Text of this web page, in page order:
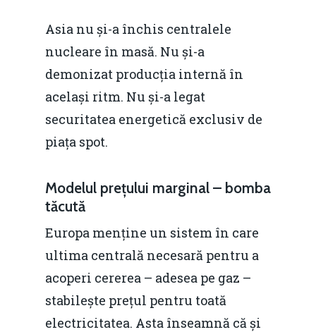
Asia nu și-a închis centralele
nucleare în masă. Nu și-a
demonizat producția internă în
același ritm. Nu și-a legat
securitatea energetică exclusiv de
piața spot.
Modelul prețului marginal – bomba
tăcută
Europa menține un sistem în care
ultima centrală necesară pentru a
acoperi cererea – adesea pe gaz –
stabilește prețul pentru toată
electricitatea. Asta înseamnă că și
Mai 2015
Construcții și
pentru o Românie